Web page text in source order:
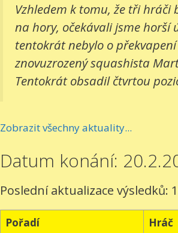
Vzhledem k tomu, že tři
na hory, očekávali jsme horší
tentokrát nebylo o
znovuzrozený squashista
Tentokrát obsadil čtvrtou
Zobrazit všechny aktuality...
Datum konání:
Poslední aktualizace výsledků:
Pořadí Hráč